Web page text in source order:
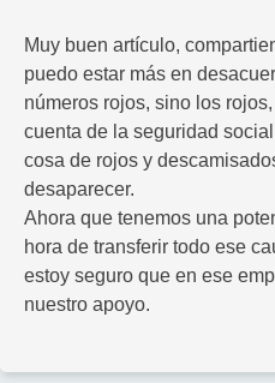
Muy buen artículo,
puedo estar más en
números rojos, sino los
cuenta de la seguridad
cosa de rojos y
desaparecer.
Ahora que tenemos una
hora de transferir todo ese
estoy seguro que en ese
nuestro apoyo.